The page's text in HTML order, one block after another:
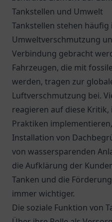
Tankstellen und Umwelt
Tankstellen stehen
Umweltverschmutzung
Verbindung gebracht
Fahrzeugen, die mit
werden, tragen zur
Luftverschmutzung bei.
reagieren auf diese
Praktiken
Installation von
von wassersparenden
die Aufklärung der
Tanken und die
immer wichtiger.
Die soziale Funktion von